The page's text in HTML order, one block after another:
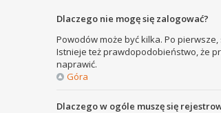
Dlaczego nie mogę się zalogować?
Powodów może być kilka. Po
Istnieje też prawdopodobieństwo, że
naprawić.
Góra
Dlaczego w ogóle muszę się